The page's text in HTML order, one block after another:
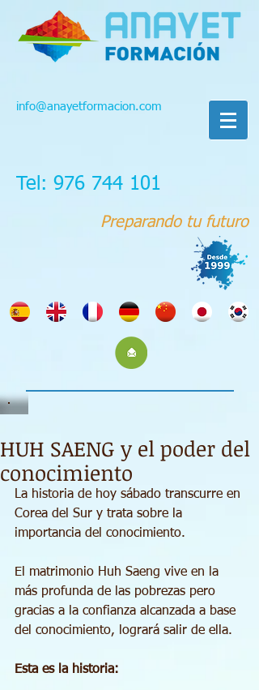
info@anayetformacion.com
Tel: 976 744 101
Preparando tu futuro
HUH SAENG y el poder del
conocimiento
La historia de hoy sábado transcurre en
Corea del Sur y trata sobre la
importancia del conocimiento.
El matrimonio Huh Saeng vive en la
más profunda de las pobrezas pero
gracias a la confianza alcanzada a base
del conocimiento, logrará salir de ella.
Esta es la historia: